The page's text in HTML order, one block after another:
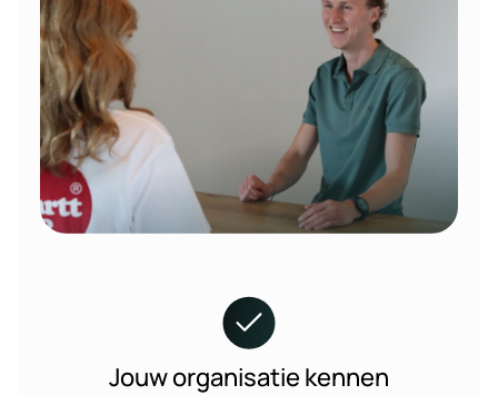
Jouw organisatie kennen